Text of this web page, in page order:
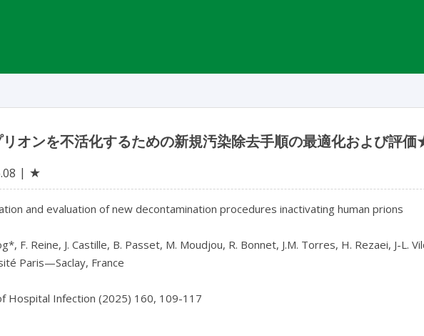
リオンを不活化するための新規汚染除去手順の最適化および評
★
and evaluation of new decontamination procedures inactivating human prions
F. Reine, J. Castille, B. Passet, M. Moudjou, R. Bonnet, J.M. Torres, H. Rezaei, J-L.
Paris—Saclay, France